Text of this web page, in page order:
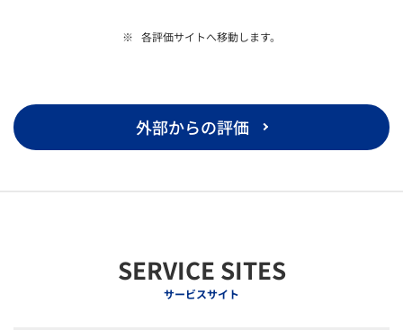
各評価サイトへ移動します。
外部からの評価
SERVICE SITES
サービスサイト